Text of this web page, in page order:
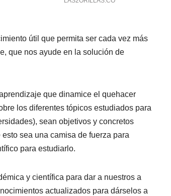
útil que permita ser cada vez más
que nos ayude en la solución de
que dinamice el quehacer
los diferentes tópicos estudiados para
sean objetivos y concretos
sea una camisa de fuerza para
para estudiarlo.
y científica para dar a nuestros a
actualizados para dárselos a